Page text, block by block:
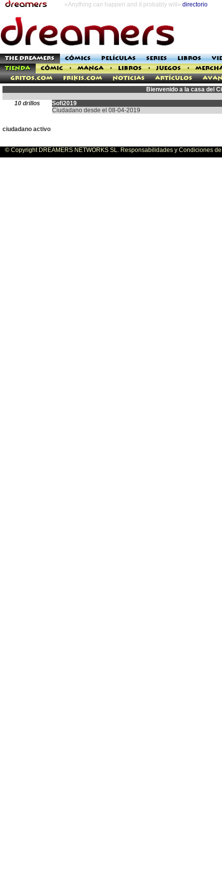
«Anything can happen and it probably will» directorio
THE DREAMERS CÓMICS PELÍCULAS SERIES LIBROS
TIENDA
CÓMIC > MANGA > LIBROS > JUEGOS >
Gritos.com
Frikis.com Noticias Artículos
Bienvenido a la casa del
10 drillos
Sofi2019
Ciudadano desde el 08-04-2019
ciudadano activo
© Copyright DREAMERS NETWORKS SL. Responsabilidades y Condiciones